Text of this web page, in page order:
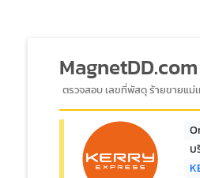
ตรวจสอบ เลขที่พัสดุ ร้ายขายแม่
บ